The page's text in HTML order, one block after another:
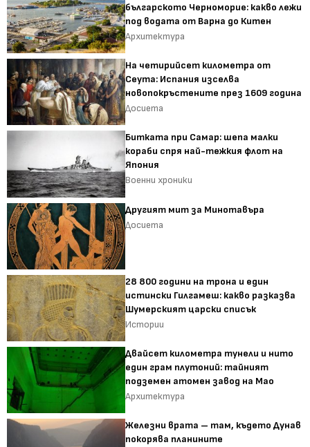
българското Черноморие: какво лежи
под водата от Варна до Китен
Архитектура
На четирийсет километра от
Сеута: Испания изселва
новопокръстените през 1609 година
Досиета
Битката при Самар: шепа малки
кораби спря най-тежкия флот на
Япония
Военни хроники
Другият мит за Минотавъра
Досиета
28 800 години на трона и един
истински Гилгамеш: какво разказва
Шумерският царски списък
Истории
Двайсет километра тунели и нито
един грам плутоний: тайният
подземен атомен завод на Мао
Архитектура
Железни врата – там, където Дунав
покорява планините